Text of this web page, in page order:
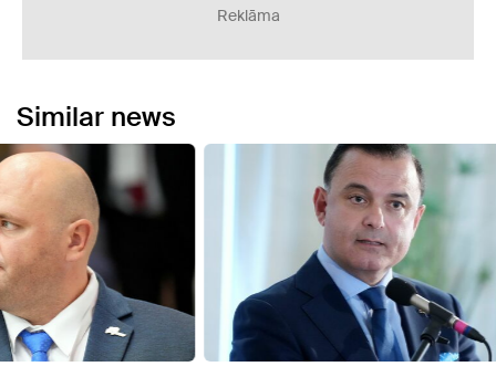
Reklāma
Similar news